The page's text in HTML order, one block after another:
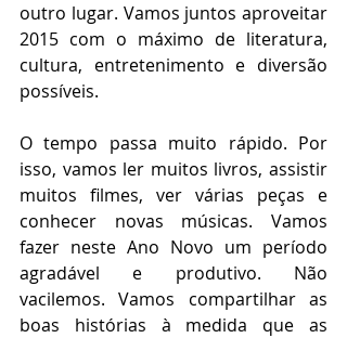
outro lugar. Vamos juntos aproveitar
2015 com o máximo de literatura,
cultura, entretenimento e diversão
possíveis.
O tempo passa muito rápido. Por
isso, vamos ler muitos livros, assistir
muitos filmes, ver várias peças e
conhecer novas músicas. Vamos
fazer neste Ano Novo um período
agradável e produtivo. Não
vacilemos. Vamos compartilhar as
boas histórias à medida que as